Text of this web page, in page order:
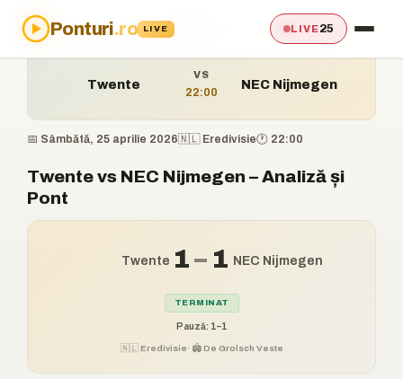
Ponturi.ro LIVE LIVE25
Acasă›Ponturi›Twente vs NEC Nijmegen
Twente
VS
22:00
NEC Nijmegen
📅 Sâmbătă, 25 aprilie 2026🇳🇱 Eredivisie🕐 22:00
Twente vs NEC Nijmegen – Analiză și
Pont
Twente 1– 1 NEC Nijmegen
TERMINAT
Pauză: 1–1
🇳🇱 Eredivisie· 🏟️ De Grolsch Veste